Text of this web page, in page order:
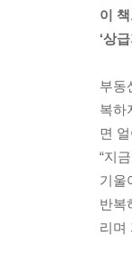
이
‘상
부동
복하
면
“지
기울
반복
리며